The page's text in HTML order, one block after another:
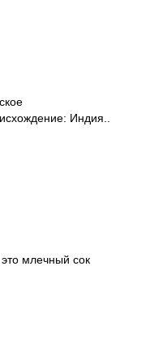
Индия..
млечный сок